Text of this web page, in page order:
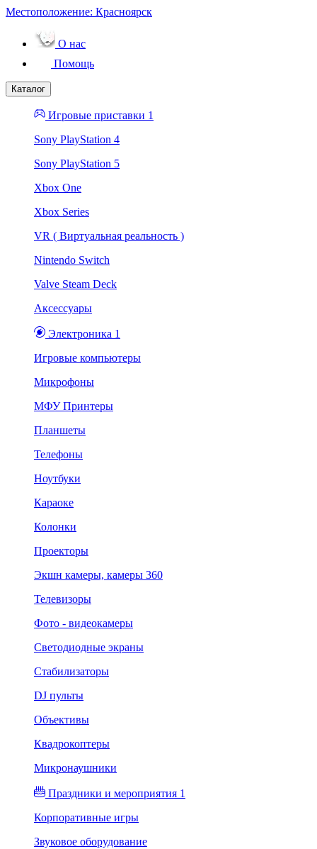
Местоположение: Красноярск
О нас
Помощь
Каталог
Игровые приставки 1
Sony PlayStation 4
Sony PlayStation 5
Xbox One
Xbox Series
VR ( Виртуальная реальность )
Nintendo Switch
Valve Steam Deck
Аксессуары
Электроника 1
Игровые компьютеры
Микрофоны
МФУ Принтеры
Планшеты
Телефоны
Ноутбуки
Караоке
Колонки
Проекторы
Экшн камеры, камеры 360
Телевизоры
Фото - видеокамеры
Светодиодные экраны
Стабилизаторы
DJ пульты
Объективы
Квадрокоптеры
Микронаушники
Праздники и мероприятия 1
Корпоративные игры
Звуковое оборудование